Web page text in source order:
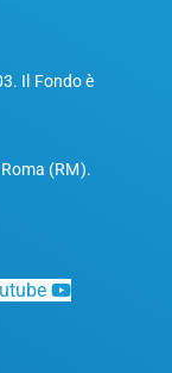
Il Fondo è
(RM).